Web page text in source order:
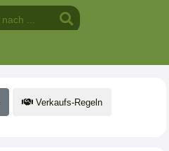
Verkaufs-Regeln